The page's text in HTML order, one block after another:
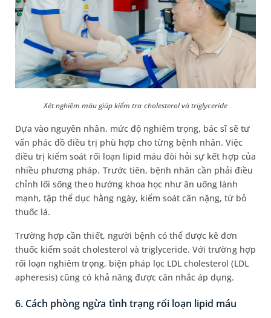
Xét nghiệm máu giúp kiểm tra cholesterol và triglyceride
Dựa vào nguyên nhân, mức độ nghiêm trọng, bác sĩ sẽ tư
vấn phác đồ điều trị phù hợp cho từng bệnh nhân. Việc
điều trị kiểm soát rối loạn lipid máu đòi hỏi sự kết hợp của
nhiều phương pháp. Trước tiên, bệnh nhân cần phải điều
chỉnh lối sống theo hướng khoa học như ăn uống lành
mạnh, tập thể dục hằng ngày, kiểm soát cân nặng, từ bỏ
thuốc lá.
Trường hợp cần thiết, người bệnh có thể được kê đơn
thuốc kiểm soát cholesterol và triglyceride. Với trường hợp
rối loạn nghiêm trọng, biện pháp lọc LDL cholesterol (LDL
apheresis) cũng có khả năng được cân nhắc áp dụng.
6. Cách phòng ngừa tình trạng rối loạn lipid máu